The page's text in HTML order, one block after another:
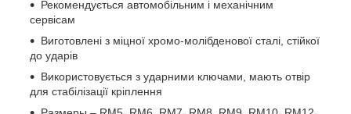
Рекомендується автомобільним і механічним
сервісам
Виготовлені з міцної хромо-молібденової сталі, стійкої
до ударів
Використовується з ударними ключами, мають отвір
для стабілізації кріплення